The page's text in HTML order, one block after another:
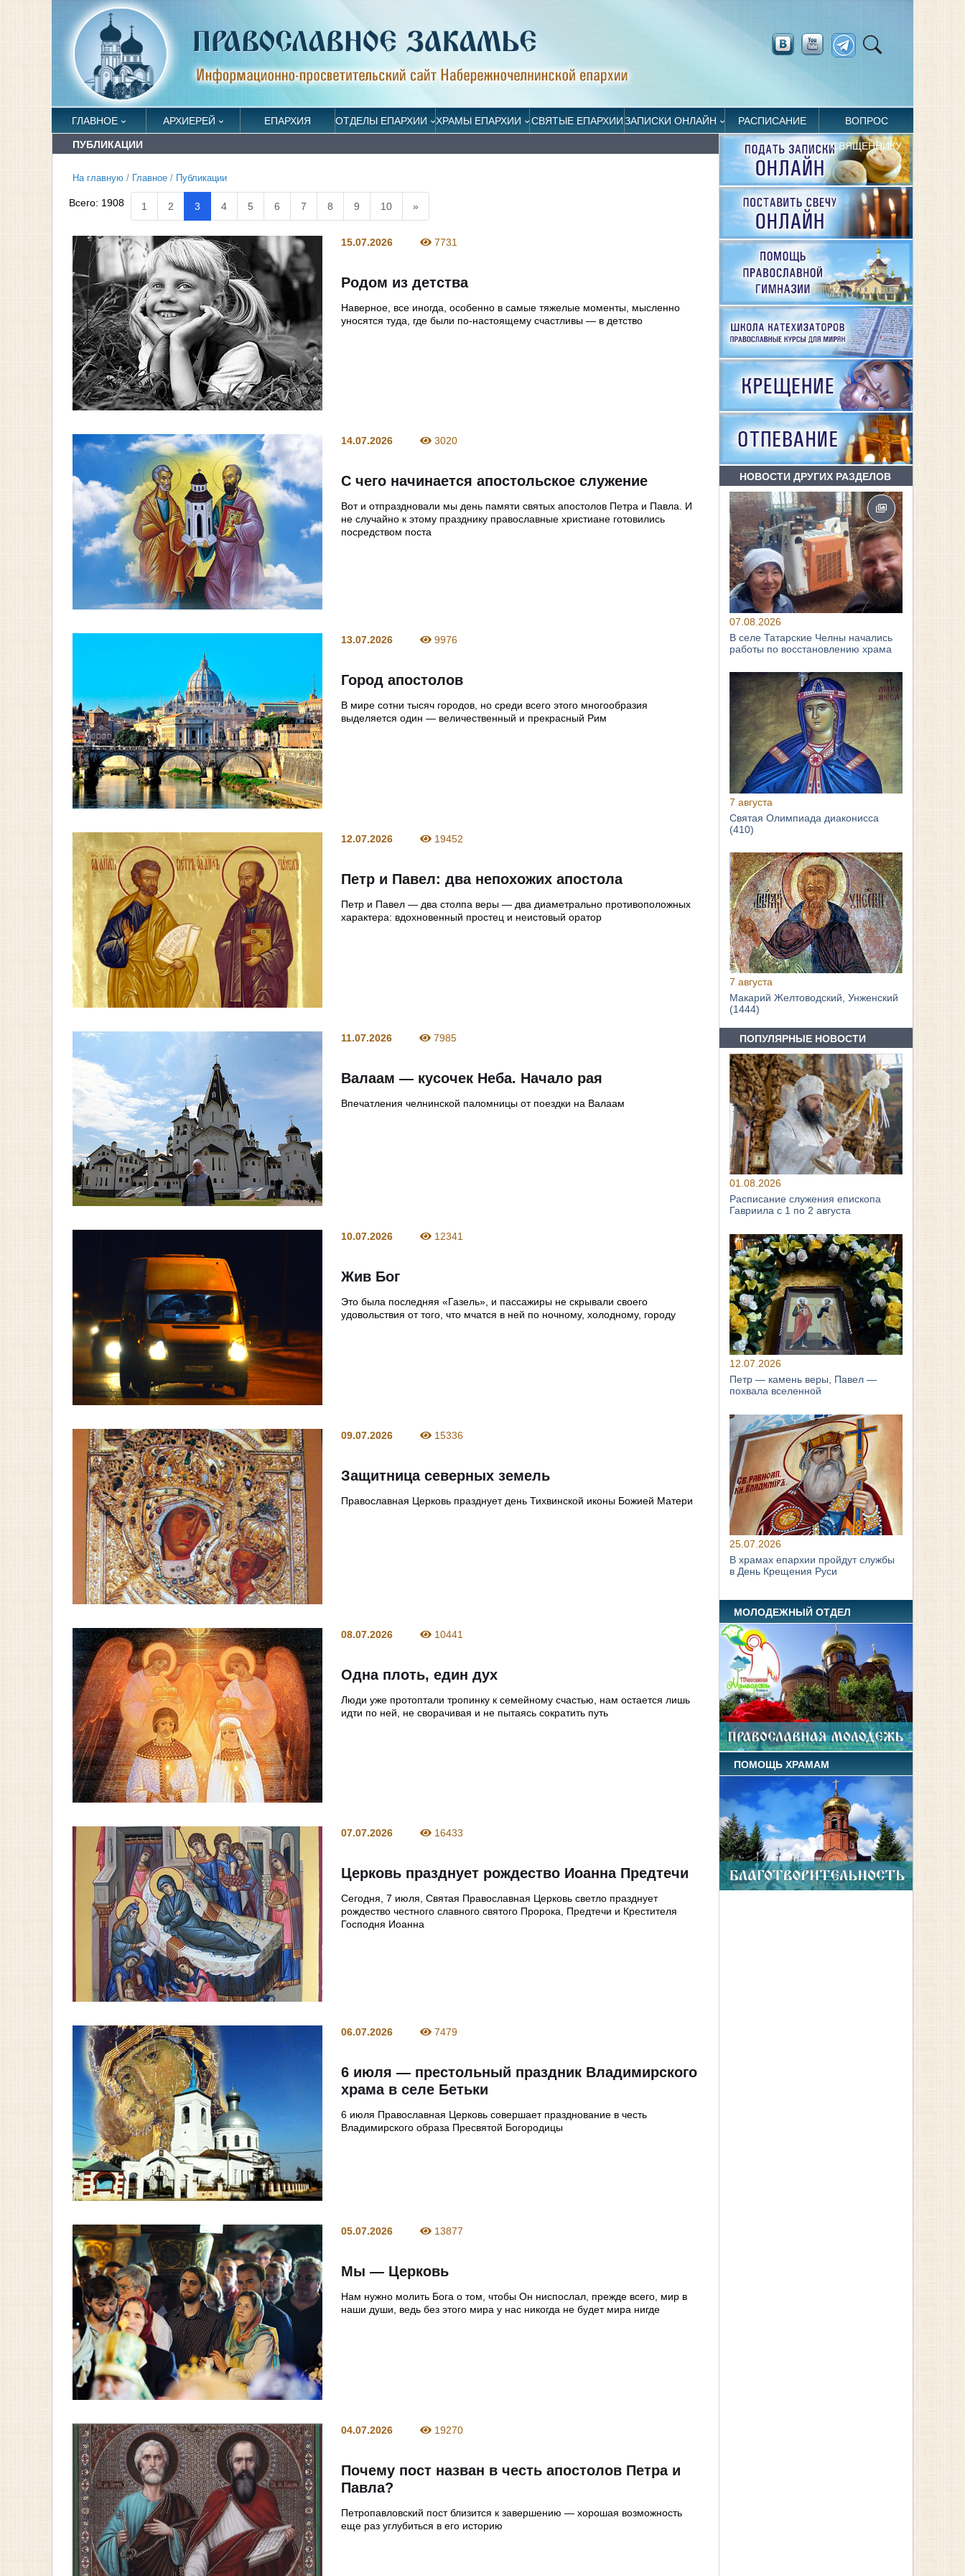
ГЛАВНОЕ АРХИЕРЕЙ ЕПАРХИЯ ОТДЕЛЫ ЕПАРХИИ ХРАМЫ ЕПАРХИИ СВЯТЫЕ ЕПАРХИИЗАПИСКИ ОНЛАЙН РАСПИСАНИЕ ВОПРОС
СВЯЩЕННИКУ
ПУБЛИКАЦИИ
На главную / Главное / Публикации
Всего: 1908 1 2 3 4 5 6 7 8 9 10 »
15.07.2026 7731
Родом из детства
Наверное, все иногда, особенно в самые тяжелые моменты, мысленно
уносятся туда, где были по-настоящему счастливы — в детство
14.07.2026 3020
С чего начинается апостольское служение
Вот и отпраздновали мы день памяти святых апостолов Петра и Павла. И
не случайно к этому празднику православные христиане готовились
посредством поста
13.07.2026 9976
Город апостолов
В мире сотни тысяч городов, но среди всего этого многообразия
выделяется один — величественный и прекрасный Рим
12.07.2026 19452
Петр и Павел: два непохожих апостола
Петр и Павел — два столпа веры — два диаметрально противоположных
характера: вдохновенный простец и неистовый оратор
11.07.2026 7985
Валаам — кусочек Неба. Начало рая
Впечатления челнинской паломницы от поездки на Валаам
10.07.2026 12341
Жив Бог
Это была последняя «Газель», и пассажиры не скрывали своего
удовольствия от того, что мчатся в ней по ночному, холодному, городу
09.07.2026 15336
Защитница северных земель
Православная Церковь празднует день Тихвинской иконы Божией Матери
08.07.2026 10441
Одна плоть, един дух
Люди уже протоптали тропинку к семейному счастью, нам остается лишь
идти по ней, не сворачивая и не пытаясь сократить путь
07.07.2026 16433
Церковь празднует рождество Иоанна Предтечи
Сегодня, 7 июля, Святая Православная Церковь светло празднует
рождество честного славного святого Пророка, Предтечи и Крестителя
Господня Иоанна
06.07.2026 7479
6 июля — престольный праздник Владимирского
храма в селе Бетьки
6 июля Православная Церковь совершает празднование в честь
Владимирского образа Пресвятой Богородицы
05.07.2026 13877
Мы — Церковь
Нам нужно молить Бога о том, чтобы Он ниспослал, прежде всего, мир в
наши души, ведь без этого мира у нас никогда не будет мира нигде
04.07.2026 19270
Почему пост назван в честь апостолов Петра и
Павла?
Петропавловский пост близится к завершению — хорошая возможность
еще раз углубиться в его историю
НОВОСТИ ДРУГИХ РАЗДЕЛОВ
07.08.2026
В селе Татарские Челны начались
работы по восстановлению храма
7 августа
Святая Олимпиада диаконисса
(410)
7 августа
Макарий Желтоводский, Унженский
(1444)
ПОПУЛЯРНЫЕ НОВОСТИ
01.08.2026
Расписание служения епископа
Гавриила с 1 по 2 августа
12.07.2026
Петр — камень веры, Павел —
похвала вселенной
25.07.2026
В храмах епархии пройдут службы
в День Крещения Руси
МОЛОДЕЖНЫЙ ОТДЕЛ
ПОМОЩЬ ХРАМАМ